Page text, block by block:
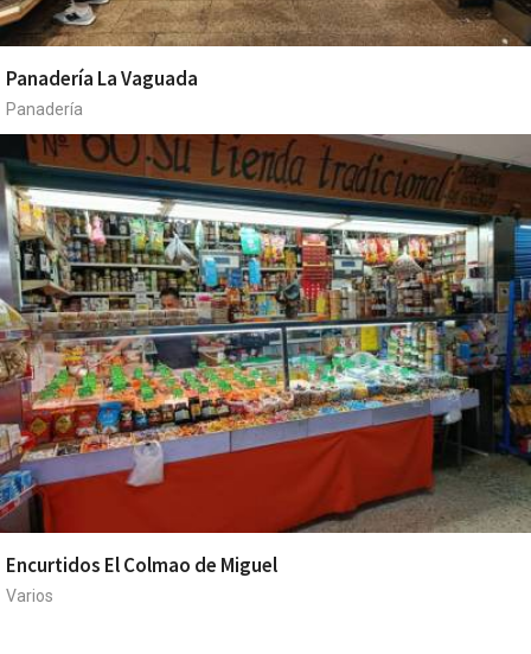
Panadería La Vaguada
Panadería
Encurtidos El Colmao de Miguel
Varios